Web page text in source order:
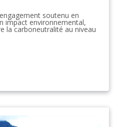
soutenu en
impact environnemental,
la carboneutralité au niveau